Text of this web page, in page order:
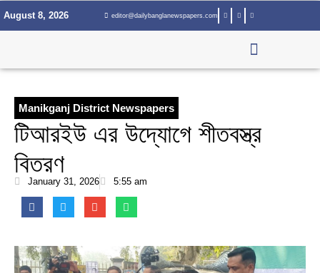
August 8, 2026 editor@dailybanglanewspapers.com
Manikganj District Newspapers
টিআরইউ এর উদ্যোগে শীতবস্ত্র
বিতরণ
January 31, 2026 5:55 am